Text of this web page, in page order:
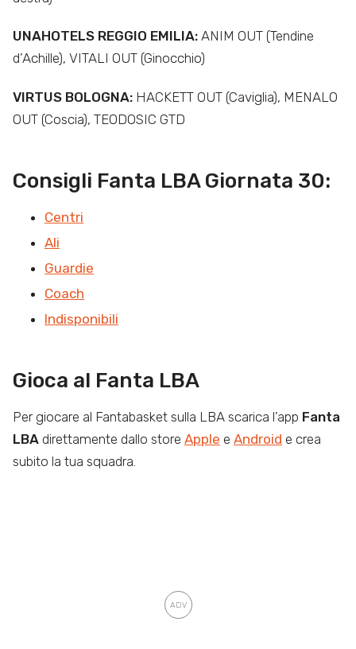
UNAHOTELS REGGIO EMILIA: ANIM OUT (Tendine
d’Achille), VITALI OUT (Ginocchio)
VIRTUS BOLOGNA: HACKETT OUT (Caviglia), MENALO
OUT (Coscia), TEODOSIC GTD
Consigli Fanta LBA Giornata 30:
Centri
Ali
Guardie
Coach
Indisponibili
Gioca al Fanta LBA
Per giocare al Fantabasket sulla LBA scarica l’app Fanta
LBA direttamente dallo store Apple e Android e crea
subito la tua squadra.